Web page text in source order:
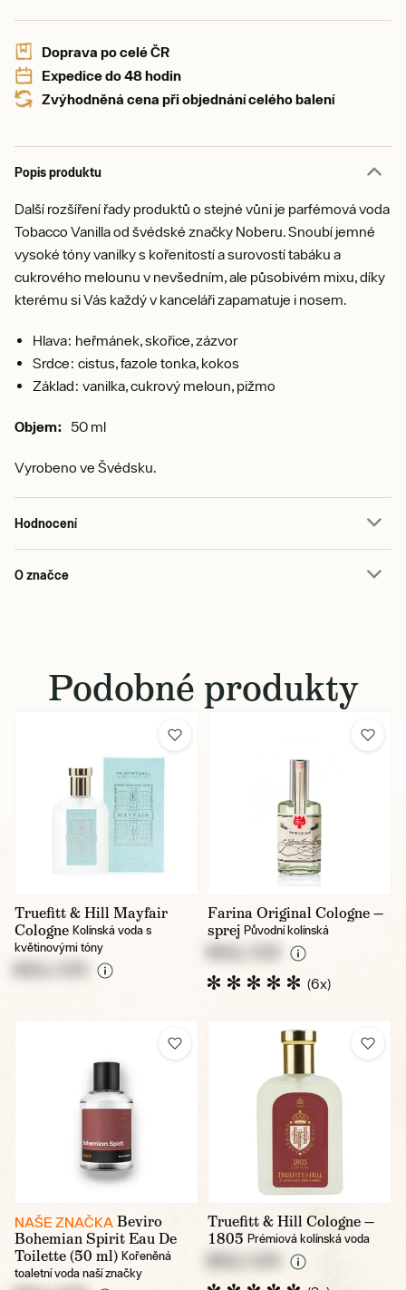
Doprava po celé ČR
Expedice do 48 hodin
Zvýhodněná cena při objednání celého balení
Popis produktu
Další rozšíření řady produktů o stejné vůni je parfémová voda
Tobacco Vanilla od švédské značky Noberu. Snoubí jemné
vysoké tóny vanilky s kořenitostí a surovostí tabáku a
cukrového melounu v nevšedním, ale působivém mixu, díky
kterému si Vás každý v kanceláři zapamatuje i nosem.
Hlava: heřmánek, skořice, zázvor
Srdce: cistus, fazole tonka, kokos
Základ: vanilka, cukrový meloun, pižmo
Objem: 50 ml
Vyrobeno ve Švédsku.
Hodnocení
O značce
Podobné produkty
Truefitt & Hill Mayfair
Cologne Kolínská voda s
květinovými tóny
Farina Original Cologne —
sprej Původní kolínská
(6x)
NAŠE ZNAČKA Beviro
Bohemian Spirit Eau De
Toilette (50 ml) Kořeněná
toaletní voda naší značky
Truefitt & Hill Cologne —
1805 Prémiová kolínská voda